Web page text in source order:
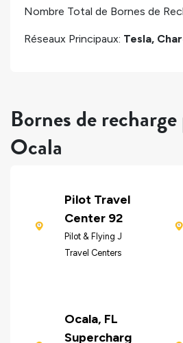
Nombre Total de Bornes de
Réseaux Principaux: Tesla,
Bornes de
Ocala
Pilot Travel
Center 92
Pilot & Flying J
Travel Centers
Ocala, FL
Supercharg